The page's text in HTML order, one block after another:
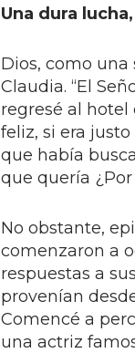
Una dura
Dios, como
Claudia. “El
regresé al hotel
feliz, si era
que había
que quería
No obstante,
comenzaron a
respuestas a
provenían
Comencé a
una actriz